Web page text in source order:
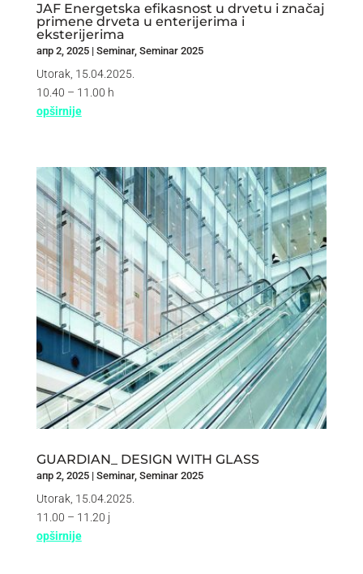
JAF Energetska efikasnost u drvetu i značaj
primene drveta u enterijerima i
eksterijerima
апр 2, 2025| Seminar, Seminar 2025
Utorak, 15.04.2025.
10.40 – 11.00 h
opširnije
GUARDIAN_ DESIGN WITH GLASS
апр 2, 2025| Seminar, Seminar 2025
Utorak, 15.04.2025.
11.00 – 11.20 j
opširnije